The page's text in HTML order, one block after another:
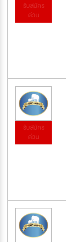
รับสมัคร
ด่วน
รับสมัคร
ด่วน